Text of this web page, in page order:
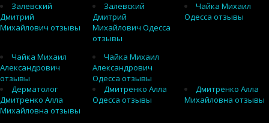
Залевский
Дмитрий
Михайлович отзывы
Залевский
Дмитрий
Михайлович Одесса
отзывы
Чайка Михаил
Одесса отзывы
Чайка Михаил
Александрович
отзывы
Чайка Михаил
Александрович
Одесса отзывы
Дерматолог
Дмитренко Алла
Михайловна отзывы
Дмитренко Алла
Одесса отзывы
Дмитренко Алла
Михайловна отзывы